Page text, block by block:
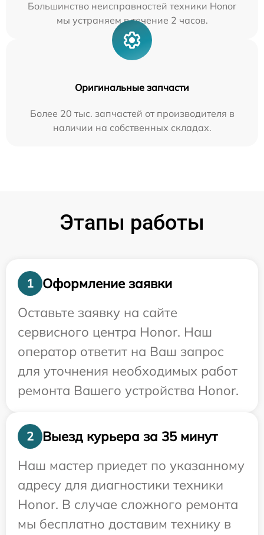
Большинство неисправностей техники Honor
мы устраняем в течение 2 часов.
Оригинальные запчасти
Более 20 тыс. запчастей от производителя в
наличии на собственных складах.
Этапы работы
1
Оформление заявки
Оставьте заявку на сайте
сервисного центра Honor. Наш
оператор ответит на Ваш запрос
для уточнения необходимых работ
ремонта Вашего устройства Honor.
2
Выезд курьера за 35 минут
Наш мастер приедет по указанному
адресу для диагностики техники
Honor. В случае сложного ремонта
мы бесплатно доставим технику в